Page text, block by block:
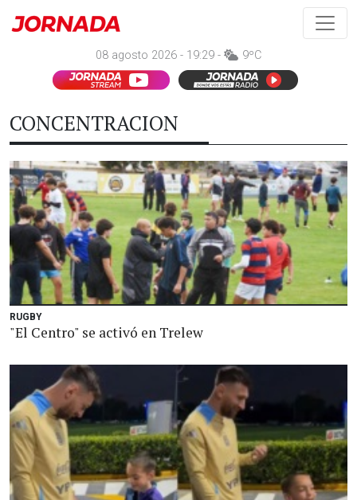
08 agosto 2026 - 19:29 - 9ºC
CONCENTRACION
RUGBY
"El Centro" se activó en Trelew